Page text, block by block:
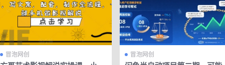
冒泡网创 冒泡网创